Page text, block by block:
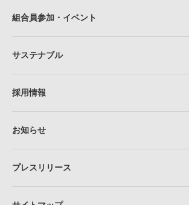
組合員参加・イベント
サステナブル
採用情報
お知らせ
プレスリリース